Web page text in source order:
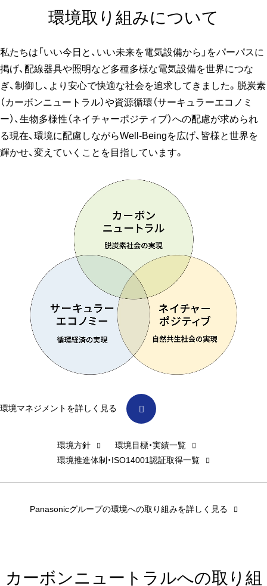
環境取り組みについて
私たちは「いい今日と、いい未来を電気設備から」をパーパスに
掲げ、配線器具や照明など多種多様な電気設備を世界につな
ぎ、制御し、より安心で快適な社会を追求してきました。脱炭素
（カーボンニュートラル）や資源循環（サーキュラーエコノミ
ー）、生物多様性（ネイチャーポジティブ）への配慮が求められ
る現在、環境に配慮しながらWell-Beingを広げ、皆様と世界を
輝かせ、変えていくことを目指しています。
環境マネジメントを詳しく見る
環境方針
環境目標・実績一覧
環境推進体制・ISO14001認証取得一覧
Panasonicグループの環境への取り組みを詳しく見る
カーボンニュートラルへの取り組